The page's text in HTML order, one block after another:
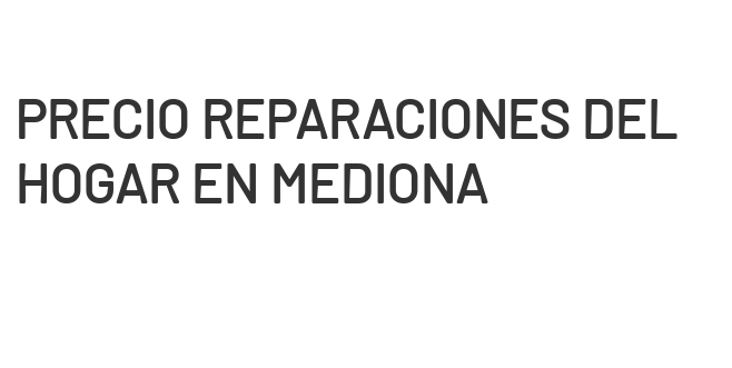
PRECIO REPARACIONES DEL
HOGAR EN MEDIONA